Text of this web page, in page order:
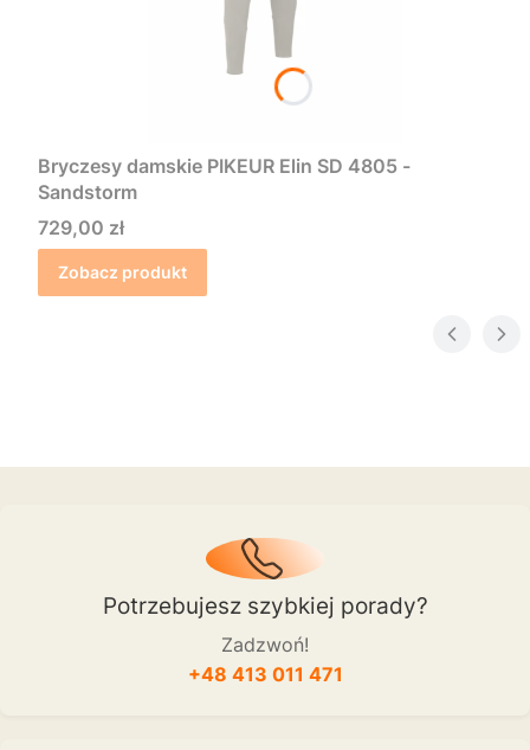
Bryczesy damskie PIKEUR Elin SD 4805 -
Sandstorm
Cena
729,00 zł
Zobacz produkt
Potrzebujesz szybkiej porady?
Zadzwoń!
+48 413 011 471